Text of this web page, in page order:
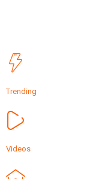
Trending
Videos